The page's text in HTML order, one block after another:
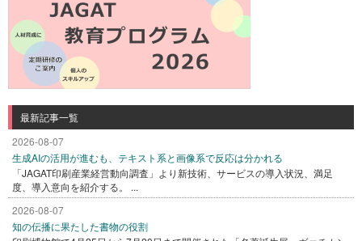
最新記事一覧
2026-08-07
生成AIの活用が進むも、テキスト系と画像系で反応は分かれる
「JAGAT印刷産業経営動向調査」より新技術、サービスの導入状況、満足
度、導入意向を紹介する。 ...
2026-08-07
知の伝播に果たした書物の役割